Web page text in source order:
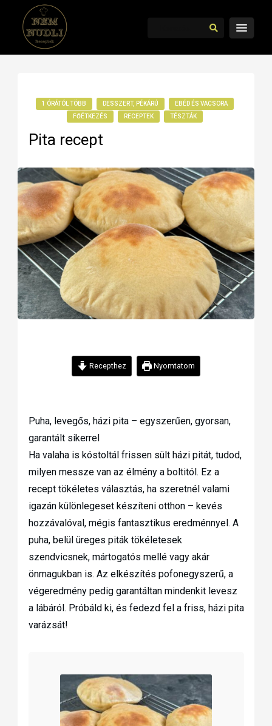
1 ÓRÁTÓL TÖBB DESSZERT, PÉKÁRÚ
EBÉD ÉS VACSORA
FŐÉTKEZÉS
RECEPTEK TÉSZTÁK
Pita recept
Recepthez Nyomtatom
Puha, levegős, házi pita – egyszerűen, gyorsan,
garantált sikerrel
Ha valaha is kóstoltál frissen sült házi pitát, tudod,
milyen messze van az élmény a boltitól. Ez a
recept tökéletes választás, ha szeretnél valami
igazán különlegeset készíteni otthon – kevés
hozzávalóval, mégis fantasztikus eredménnyel. A
puha, belül üreges piták tökéletesek
szendvicsnek, mártogatós mellé vagy akár
önmagukban is. Az elkészítés pofonegyszerű, a
végeredmény pedig garantáltan mindenkit levesz
a lábáról. Próbáld ki, és fedezd fel a friss, házi pita
varázsát!